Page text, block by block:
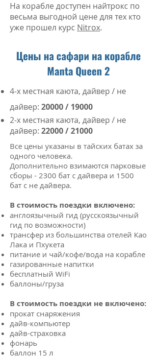
На корабле доступен найтрокс по
весьма выгодной цене для тех кто
уже прошел курс Nitrox.
Цены на сафари на корабле
Manta Queen 2
4-х местная каюта, дайвер / не
дайвер: 20000 / 19000
2-х местная каюта, дайвер / не
дайвер: 22000 / 21000
Все цены указаны в тайских батах за
одного человека.
Дополнительно взимаются парковые
сборы - 2300 бат с дайвера и 1500
бат с не дайвера.
В стоимость поездки включено:
англоязычный гид (русскоязычный
гид по возможности)
трансфер из большинства отелей Као
Лака и Пхукета
питание и чай/кофе/вода на корабле
газированные напитки
бесплатный WiFi
баллоны/груза
В стоимость поездки не включено:
прокат снаряжения
дайв-компьютер
дайв-страховка
фонарь
баллон 15 л